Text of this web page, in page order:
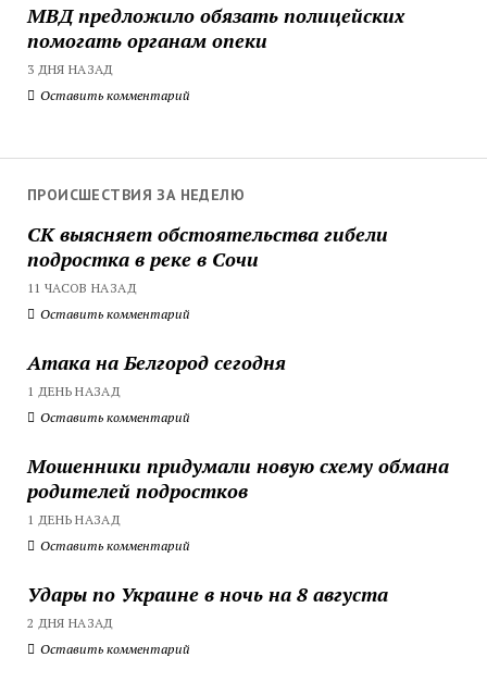
МВД предложило обязать полицейских
помогать органам опеки
3 ДНЯ НАЗАД
Оставить комментарий
ПРОИСШЕСТВИЯ ЗА НЕДЕЛЮ
СК выясняет обстоятельства гибели
подростка в реке в Сочи
11 ЧАСОВ НАЗАД
Оставить комментарий
Атака на Белгород сегодня
1 ДЕНЬ НАЗАД
Оставить комментарий
Мошенники придумали новую схему обмана
родителей подростков
1 ДЕНЬ НАЗАД
Оставить комментарий
Удары по Украине в ночь на 8 августа
2 ДНЯ НАЗАД
Оставить комментарий